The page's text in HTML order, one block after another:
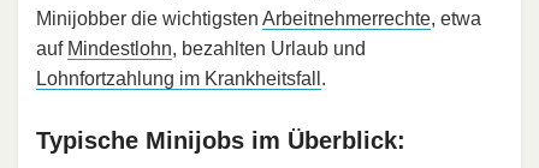
Minijobber die wichtigsten Arbeitnehmerrechte, etwa
auf Mindestlohn, bezahlten Urlaub und
Lohnfortzahlung im Krankheitsfall .
Typische Minijobs im Überblick: